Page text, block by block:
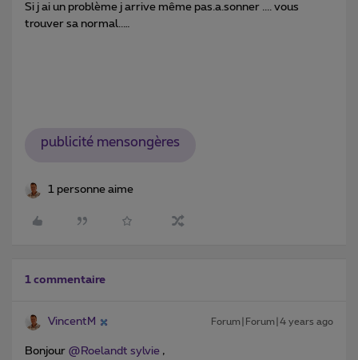
Si j ai un problème j arrive même pas.a.sonner .... vous
trouver sa normal..…
publicité mensongères
1 personne aime
1 commentaire
VincentM Forum|Forum|4 years ago
Bonjour @Roelandt sylvie ,